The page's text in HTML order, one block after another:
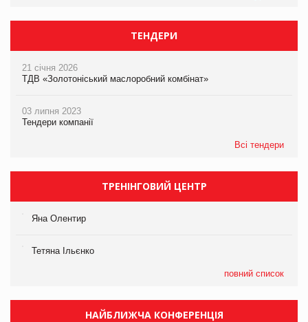
ТЕНДЕРИ
21 січня 2026
ТДВ «Золотоніський маслоробний комбінат»
03 липня 2023
Тендери компанії
Всі тендери
ТРЕНІНГОВИЙ ЦЕНТР
Яна Олентир
Тетяна Ільєнко
повний список
НАЙБЛИЖЧА КОНФЕРЕНЦІЯ